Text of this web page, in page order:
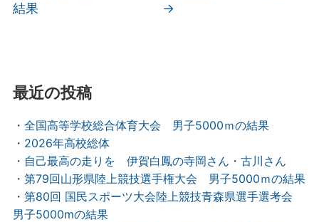
結果
→
最近の投稿
・全国高等学校総合体育大会 男子5000ｍの結果
・2026年高校総体
・自己最高の走りを 伊賀白鳳の寺岡さん・古川さん
・第79回山形県陸上競技選手権大会 男子5000ｍの結果
・第80回 国民スポーツ大会陸上競技青森県選手選考会
男子5000mの結果